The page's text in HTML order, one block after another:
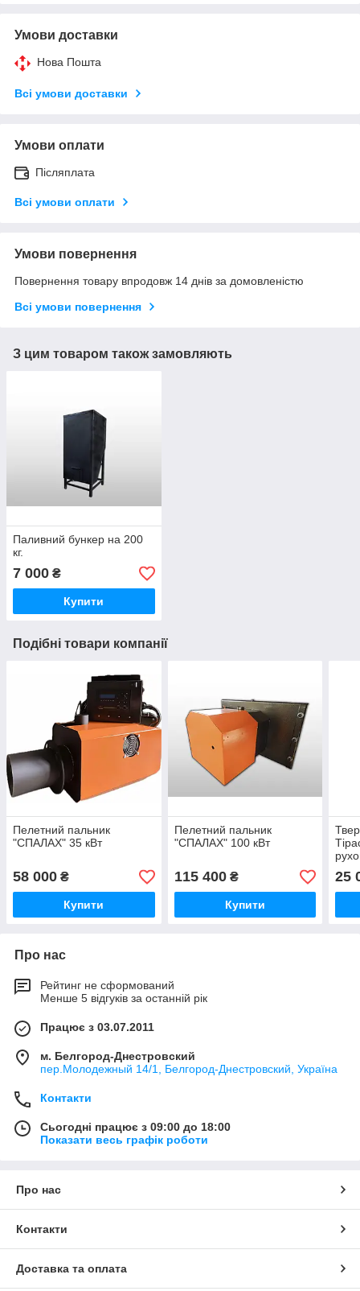
Умови доставки
Нова Пошта
Всі умови доставки
Умови оплати
Післяплата
Всі умови оплати
Умови повернення
Повернення товару впродовж 14 днів за домовленістю
Всі умови повернення
З цим товаром також замовляють
Паливний бункер на 200
кг.
7 000 ₴
Купити
Подібні товари компанії
Пелетний пальник
"СПАЛАХ" 35 кВт
58 000 ₴
Купити
Пелетний пальник
"СПАЛАХ" 100 кВт
115 400₴
Купити
25
Про нас
Рейтинг не сформований
Менше 5 відгуків за останній рік
Працює з 03.07.2011
м. Белгород-Днестровский
пер.Молодежный 14/1, Белгород-Днестровский, Україна
Контакти
Сьогодні працює з 09:00 до 18:00
Показати весь графік роботи
Про нас
Контакти
Доставка та оплата